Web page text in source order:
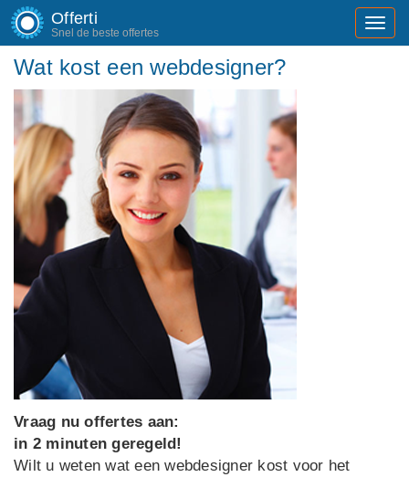
Offerti
Snel de beste offertes
Wat kost een webdesigner?
Vraag nu offertes aan:
in 2 minuten geregeld!
Wilt u weten wat een webdesigner kost voor het